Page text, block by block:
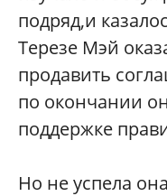
подряд,и
Терезе Мэй
продавить
по окончании
поддержке
Но не успела